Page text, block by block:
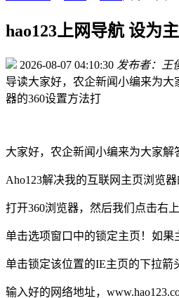
hao123上网导航 设为
2026-08-07 04:10:30 发布者：王
导读大家好，农企新闻小编来为大
器的360设置方法打
大家好，农企新闻小编来为大家解
Aho123解决我的互联网主页浏览
打开360浏览器，然后我们点击右
单击选项窗口中的锁定主页！如果
单击锁定该位置的IE主页的下拉箭
输入好的网络地址，